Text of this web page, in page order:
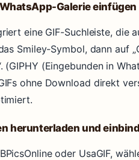
Galerie einfügen
eine GIF-Suchleiste, die
Smiley-Symbol, dann auf
(GIPHY (Eingebunden in
ohne Download direkt
herunterladen und
oder UsaGIF,